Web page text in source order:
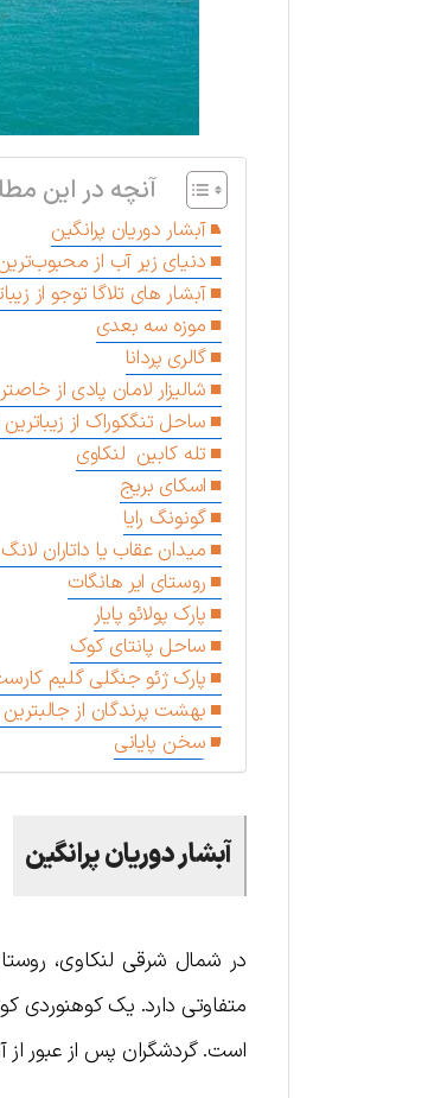
آنچه در این
آبشار دوریان پرانگین
دنیای زیر آب از
آبشار های تلاگا توجو از
موزه سه بعدی
گالری پردانا
شالیزار لامان پادی از
ساحل تنگکوراک از
تله کابین لنکاوی
اسکای بریج
گونونگ رایا
میدان عقاب یا داتاران
روستای ایر هانگات
پارک پولائو پایار
ساحل پانتای کوک
پارک ژئو جنگلی گلیم
بهشت پرندگان از
سخن پایانی
آبشار دوریان پرانگین
متفاوتی دارد. یک کوهنوردی
است. گردشگران پس از عبور